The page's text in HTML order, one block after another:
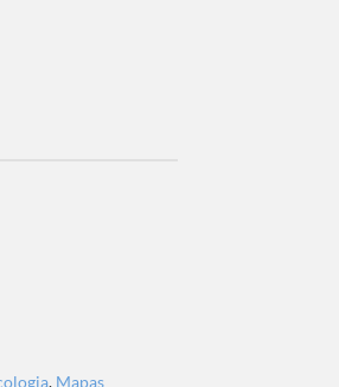
, Mapas